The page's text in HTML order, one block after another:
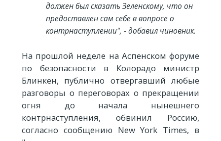
должен был сказать Зеленскому, что он
предоставлен сам себе в вопросе о
контрнаступлении", - добавил чиновник.
На прошлой неделе на Аспенском форуме
по безопасности в Колорадо министр
Блинкен, публично отвергавший любые
разговоры о переговорах о прекращении
огня до начала нынешнего
контрнаступления, обвинил Россию,
согласно сообщению New York Times, в